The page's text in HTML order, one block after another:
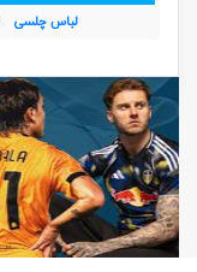
لباس چلسی